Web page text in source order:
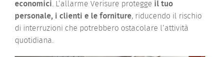
economici . L’allarme Verisure protegge il tuo
personale, i clienti e le forniture, riducendo il rischio
di interruzioni che potrebbero ostacolare l’attività
quotidiana.